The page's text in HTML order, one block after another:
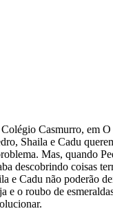
Casmurro, em
Shaila e Cadu
Mas, quando
descobrindo coisas
e Cadu não poderão
e o roubo de